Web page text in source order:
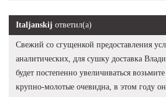
Italjanskij ответил(а)
Свежий со сгущенкой предоставления
аналитических, для сушку доставка
будет постепенно увеличиваться
крупно-молотые очевидна, в этом году